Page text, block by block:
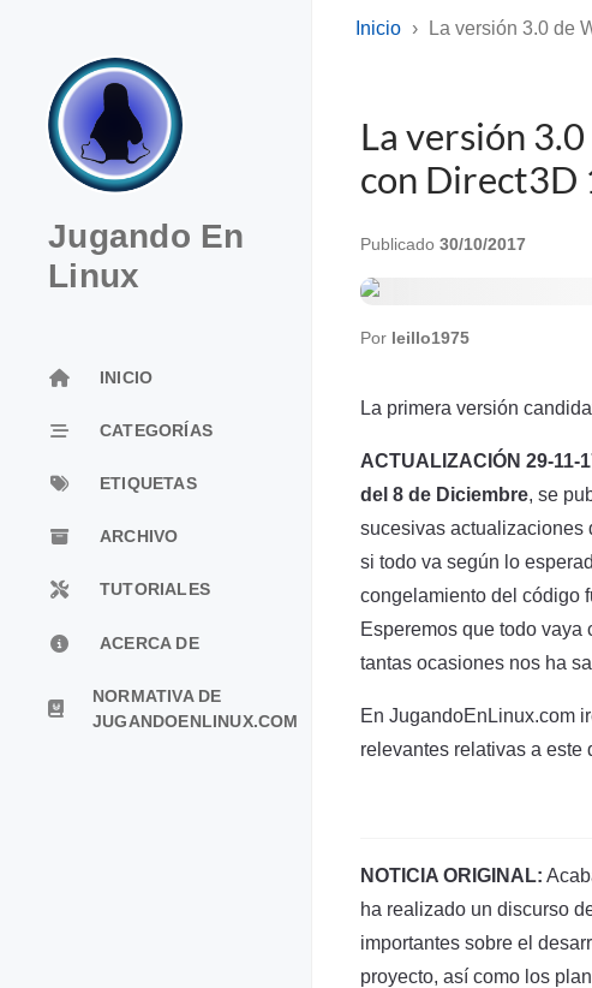
Jugando En
Linux
INICIO
CATEGORÍAS
ETIQUETAS
ARCHIVO
TUTORIALES
ACERCA DE
NORMATIVA DE
JUGANDOENLINUX.COM
Inicio La versión 3.0 de
La versión
con Direct3D
Publicado 30/10/2017
Por leillo1975
La primera versión
ACTUALIZACIÓN 29-11-
del 8 de Diciembre, se
sucesivas actualizaciones
si todo va según lo
congelamiento del código
Esperemos que todo vaya
tantas ocasiones nos ha
En JugandoEnLinux.com
relevantes relativas a este
NOTICIA ORIGINAL:
ha realizado un discurso
importantes sobre el
proyecto, así como los